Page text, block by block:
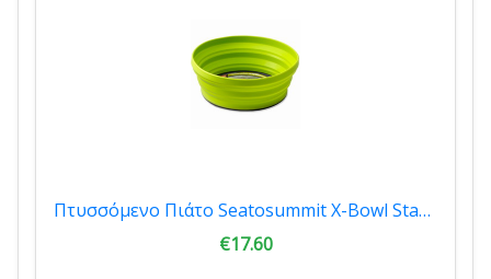
Πτυσσόμενο Πιάτο Seatosummit X-Bowl Standar Lime 00455
€17.60